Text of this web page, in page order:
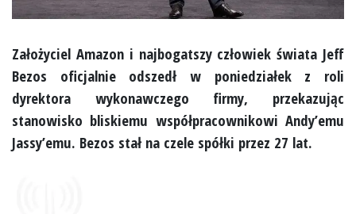
Założyciel Amazon i najbogatszy człowiek świata Jeff
Bezos oficjalnie odszedł w poniedziałek z roli
dyrektora wykonawczego firmy, przekazując
stanowisko bliskiemu współpracownikowi Andy’emu
Jassy’emu. Bezos stał na czele spółki przez 27 lat.